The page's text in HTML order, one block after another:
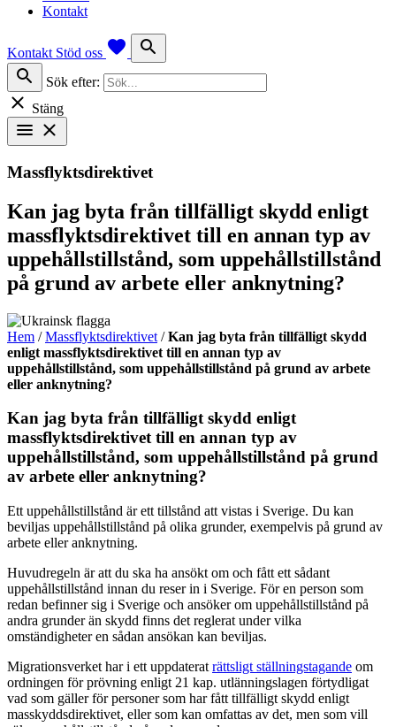
Kontakt
Kontakt Stöd oss favorite
search
search
Sök efter:
close Stäng
menu close
Massflyktsdirektivet
Kan jag byta från tillfälligt skydd enligt
massflyktsdirektivet till en annan typ av
uppehållstillstånd, som uppehållstillstånd
på grund av arbete eller anknytning?
Hem /Massflyktsdirektivet /Kan jag byta från tillfälligt skydd
enligt massflyktsdirektivet till en annan typ av
uppehållstillstånd, som uppehållstillstånd på grund av arbete
eller anknytning?
Kan jag byta från tillfälligt skydd enligt
massflyktsdirektivet till en annan typ av
uppehållstillstånd, som uppehållstillstånd på grund
av arbete eller anknytning?
Ett uppehållstillstånd är ett tillstånd att vistas i Sverige. Du kan
beviljas uppehållstillstånd på olika grunder, exempelvis på grund av
arbete eller anknytning.
Huvudregeln är att du ska ha ansökt om och fått ett sådant
uppehållstillstånd innan du reser in i Sverige. För en person som
redan befinner sig i Sverige och ansöker om uppehållstillstånd på
andra grunder än skydd finns det reglerat under vilka
omständigheter en sådan ansökan kan beviljas.
Migrationsverket har i ett uppdaterat rättsligt ställningstagande om
ordningen för prövning enligt 21 kap. utlänningslagen förtydligat
vad som gäller för personer som har fått tillfälligt skydd enligt
masskyddsdirektivet, eller som kan omfattas av det, men som vill